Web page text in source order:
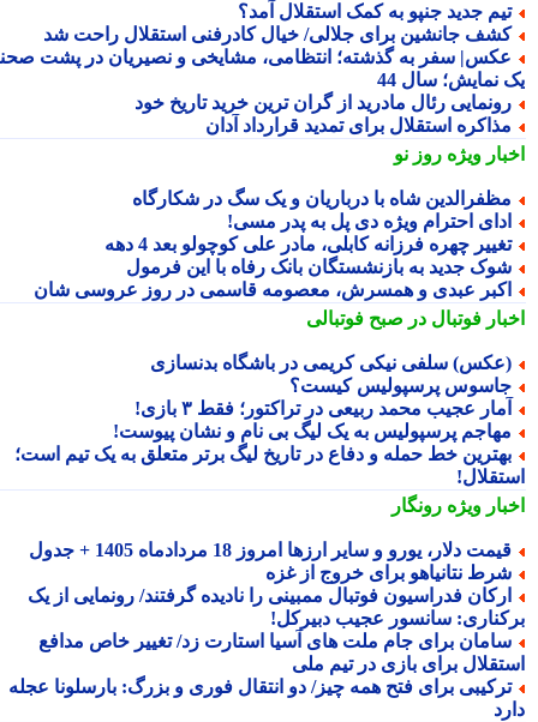
جدید جنپو به کمک استقلال آمد؟
جانشین برای جلالی/ خیال کادرفنی استقلال راحت شد
سفر به گذشته؛ انتظامی، مشایخی و نصیریان در پشت صحنه
نمایش؛ سال 44
رئال مادرید از گران ترین خرید تاریخ خود
استقلال برای تمدید قرارداد آدان
ویژهروز نو
شاه با درباریان و یک سگ در شکارگاه
احترام ویژه دی پل به پدر مسی!
چهره فرزانه کابلی، مادر علی کوچولو بعد 4 دهه
جدید به بازنشستگان بانک رفاه با این فرمول
عبدی و همسرش، معصومه قاسمی در روز عروسی شان
فوتبال در صبح فوتبالی
سلفی نیکی کریمی در باشگاه بدنسازی
پرسپولیس کیست؟
عجیب محمد ربیعی در تراکتور؛ فقط ۳ بازی!
پرسپولیس به یک لیگ بی نام و نشان پیوست!
خط حمله و دفاع در تاریخ لیگ برتر متعلق به یک تیم است؛
ویژهرونگار
دلار، یورو و سایر ارزها امروز 18 مردادماه 1405 + جدول
نتانیاهو برای خروج از غزه
فدراسیون فوتبال ممبینی را نادیده گرفتند/ رونمایی از یک
سانسور عجیب دبیرکل!
برای جام ملت های آسیا استارت زد/ تغییر خاص مدافع
برای بازی در تیم ملی
برای فتح همه چیز/ دو انتقال فوری و بزرگ: بارسلونا عجله